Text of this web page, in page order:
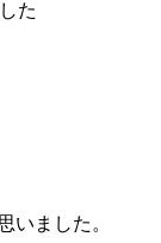
た
いました。